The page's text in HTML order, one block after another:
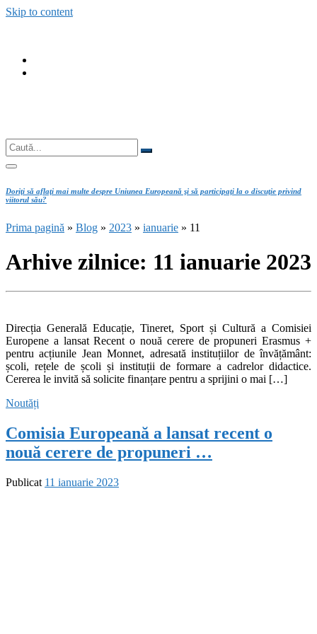
Skip to content
Căutare
Caută...
Doriţi să aflaţi mai multe despre Uniunea Europeană şi să participaţi la o discuţie privind
viitorul său?
Prima pagină » Blog » 2023 » ianuarie » 11
Arhive zilnice: 11 ianuarie 2023
Direcția Generală Educație, Tineret, Sport și Cultură a Comisiei
Europene a lansat Recent o nouă cerere de propuneri Erasmus +
pentru acțiunile Jean Monnet, adresată instituțiilor de învățământ:
școli, rețele de școli și instituții de formare a cadrelor didactice.
Cererea le invită să solicite finanțare pentru a sprijini o mai […]
Noutăți
Comisia Europeană a lansat recent o
nouă cerere de propuneri …
Publicat 11 ianuarie 2023